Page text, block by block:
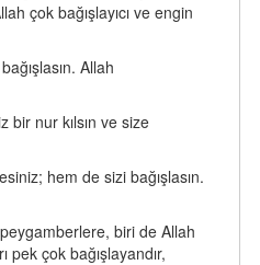
çok bağışlayıcı ve engin
Allah
nur kılsın ve size
hem de sizi bağışlasın.
biri de Allah
pek çok bağışlayandır,